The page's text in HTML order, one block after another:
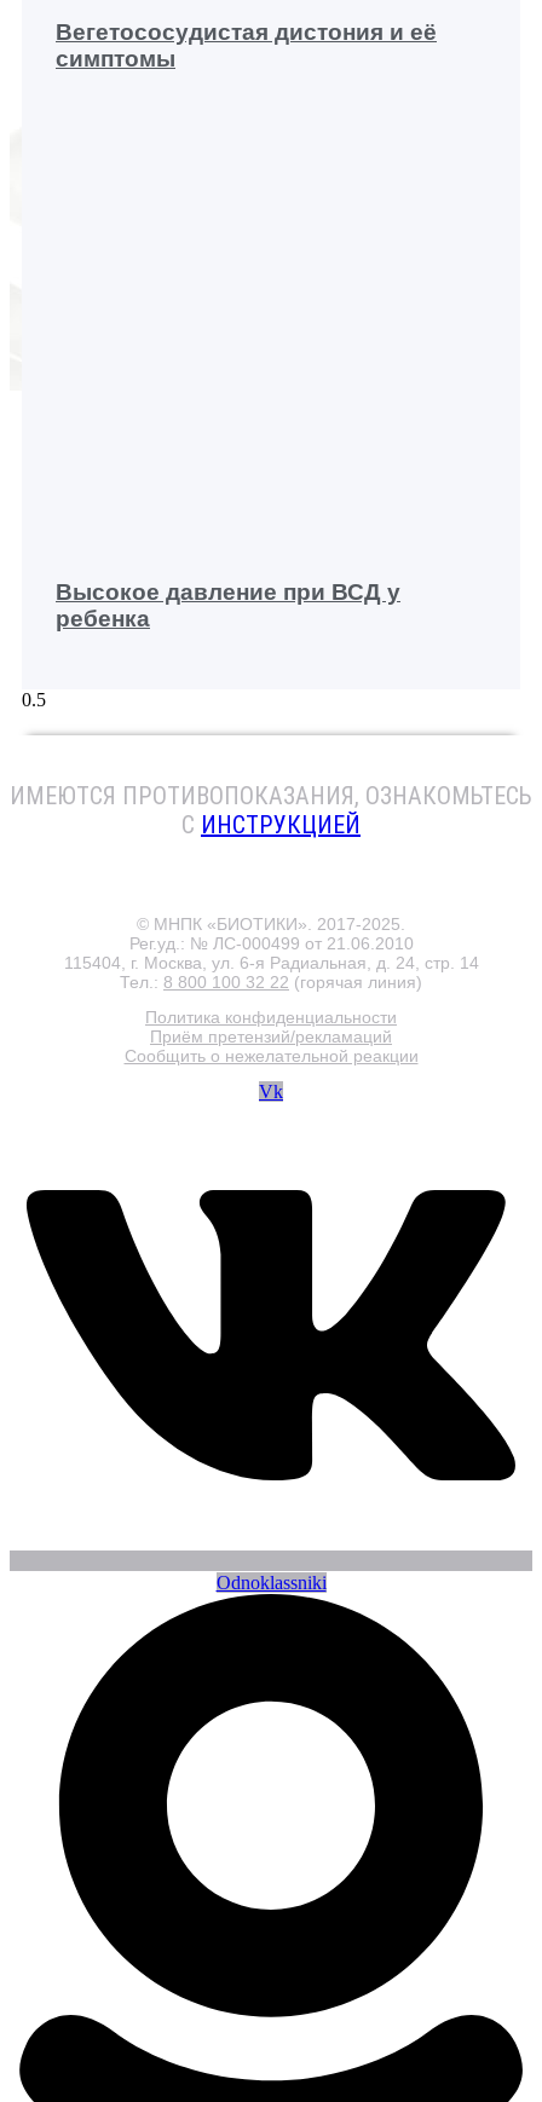
Вегетососудистая дистония и её
симптомы
Высокое давление при ВСД у
ребенка
ИМЕЮТСЯ ПРОТИВОПОКАЗАНИЯ, ОЗНАКОМЬТЕСЬ
С ИНСТРУКЦИЕЙ
© МНПК «БИОТИКИ». 2017-2025.
Рег.уд.: № ЛС-000499 от 21.06.2010
115404, г. Москва, ул. 6-я Радиальная, д. 24, стр. 14
Тел.: 8 800 100 32 22 (горячая линия)
Политика конфиденциальности
Приём претензий/рекламаций
Сообщить о нежелательной реакции
Vk
Odnoklassniki